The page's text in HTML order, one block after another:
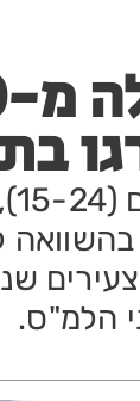
הלמ"ס.